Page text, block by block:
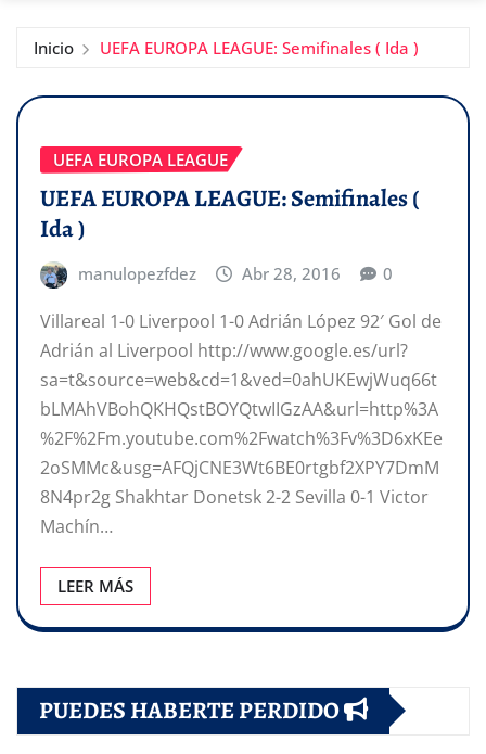
Inicio UEFA EUROPA LEAGUE: Semifinales ( Ida )
UEFA EUROPA LEAGUE
UEFA EUROPA LEAGUE: Semifinales (
Ida )
manulopezfdez Abr 28, 2016 0
Villareal 1-0 Liverpool 1-0 Adrián López 92′ Gol de
Adrián al Liverpool http://www.google.es/url?
sa=t&source=web&cd=1&ved=0ahUKEwjWuq66t
bLMAhVBohQKHQstBOYQtwIIGzAA&url=http%3A
%2F%2Fm.youtube.com%2Fwatch%3Fv%3D6xKEe
2oSMMc&usg=AFQjCNE3Wt6BE0rtgbf2XPY7DmM
8N4pr2g Shakhtar Donetsk 2-2 Sevilla 0-1 Victor
Machín…
LEER MÁS
PUEDES HABERTE PERDIDO